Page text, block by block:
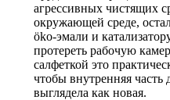
агрессивных чистящих
окружающей среде,
öko-эмали и
протереть рабочую
салфеткой это
чтобы внутренняя часть
выглядела как новая.